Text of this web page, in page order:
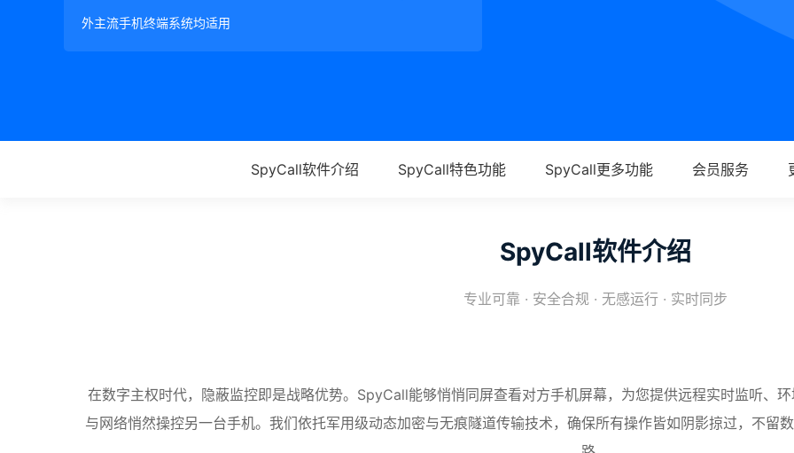
外主流手机终端系统均适用
SpyCall软件介绍 SpyCall特色功能 SpyCall更多功能 会员服务
SpyCall软件介绍
专业可靠 · 安全合规 · 无感运行 · 实时同步
在数字主权时代，隐蔽监控即是战略优势。SpyCall能够悄悄同屏查看对方手机屏幕，为您提供远程实时监听、
与网络悄然操控另一台手机。我们依托军用级动态加密与无痕隧道传输技术，确保所有操作皆如阴影掠过，不留